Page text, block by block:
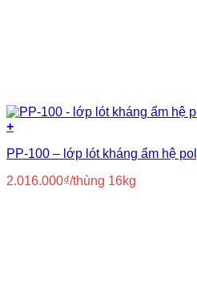
+
PP-100 – lớp lót kháng ẩm hệ
2.016.000₫/thùng 16kg